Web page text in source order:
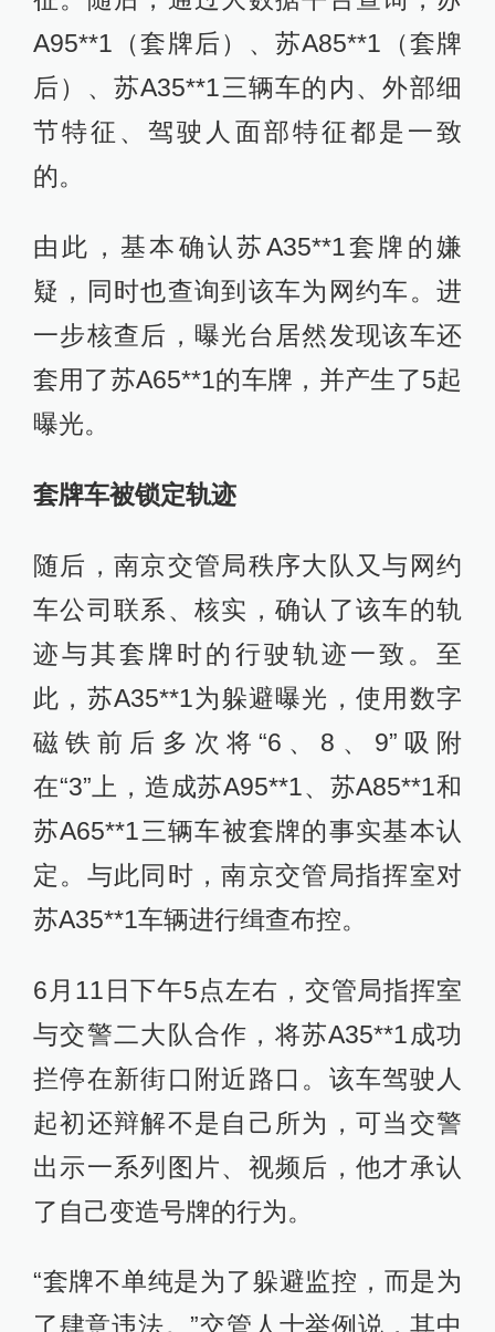
A95**1（套牌后）、苏A85**1（套牌
后）、苏A35**1三辆车的内、外部细
节特征、驾驶人面部特征都是一致
的。
由此，基本确认苏A35**1套牌的嫌
疑，同时也查询到该车为网约车。进
一步核查后，曝光台居然发现该车还
套用了苏A65**1的车牌，并产生了5起
曝光。
套牌车被锁定轨迹
随后，南京交管局秩序大队又与网约
车公司联系、核实，确认了该车的轨
迹与其套牌时的行驶轨迹一致。至
此，苏A35**1为躲避曝光，使用数字
磁铁前后多次将“6、8、9”吸附
在“3”上，造成苏A95**1、苏A85**1和
苏A65**1三辆车被套牌的事实基本认
定。与此同时，南京交管局指挥室对
苏A35**1车辆进行缉查布控。
6月11日下午5点左右，交管局指挥室
与交警二大队合作，将苏A35**1成功
拦停在新街口附近路口。该车驾驶人
起初还辩解不是自己所为，可当交警
出示一系列图片、视频后，他才承认
了自己变造号牌的行为。
“套牌不单纯是为了躲避监控，而是为
了肆意违法。”交管人士举例说，其中